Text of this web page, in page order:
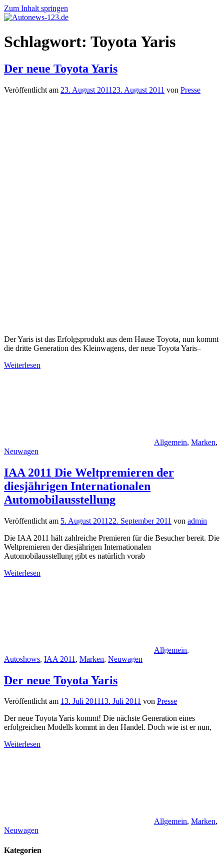
Zum Inhalt springen
Autonews-
123.de
Autonews
mit
Schlagwort: Toyota Yaris
Der neue Toyota Yaris
Veröffentlicht am 23. August 2011 23. August 2011 von Presse
Der Yaris ist das Erfolgsprodukt aus dem Hause Toyota, nun kommt
die dritte Generation des Kleinwagens, der neue Toyota Yaris–
Weiterlesen
Allgemein, Marken,
Neuwagen
IAA 2011 Die Weltpremieren der
diesjährigen Internationalen
Automobilausstellung
Veröffentlicht am 5. August 2011 22. September 2011 von admin
Die IAA 2011 hält zahlreiche Premieren für die Besucher bereit. Die
Weltpremieren der diesjährigen Internationalen
Automobilausstellung gibt es natürlich vorab
Weiterlesen
Allgemein,
Autoshows, IAA 2011 , Marken, Neuwagen
Der neue Toyota Yaris
Veröffentlicht am 13. Juli 201113. Juli 2011 von Presse
Der neue Toyota Yaris kommt! Die nächste Generation eines
erfolgreichen Modells kommt in den Handel. Doch wie ist er nun,
Weiterlesen
Allgemein, Marken,
Neuwagen
Kategorien